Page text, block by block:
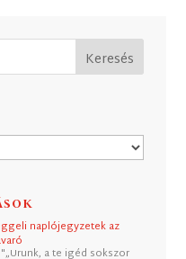
naplójegyzetek az
a te igéd sokszor